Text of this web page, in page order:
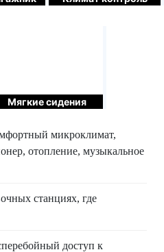
Мягкие сидения
микроклимат,
отопление, музыкальное
станциях, где
доступ к